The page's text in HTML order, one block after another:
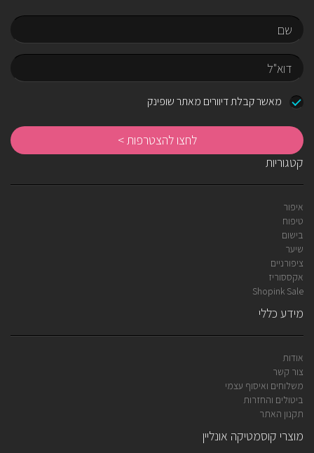
שם
דוא"למאשר קבלת דיוורים מאתר שופינק
קטגוריות
איפור
טיפוח
בישום
שיער
ציפורניים
אקססוריז
Shopink Sale
מידע כללי
אודות
צור קשר
משלוחים ואיסוף עצמי
ביטולים והחזרות
תקנון האתר
מוצרי קוסמטיקה אונליין